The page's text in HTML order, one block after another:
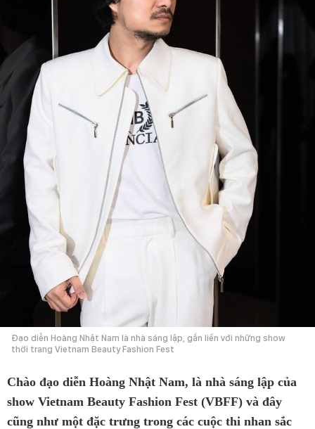
Đạo diễn Hoàng Nhật Nam là nhà sáng lập, gắn liền với những show
thời trang Vietnam Beauty Fashion Fest
Chào đạo diễn Hoàng Nhật Nam, là nhà sáng lập của
show Vietnam Beauty Fashion Fest (VBFF) và đây
cũng như một đặc trưng trong các cuộc thi nhan sắc